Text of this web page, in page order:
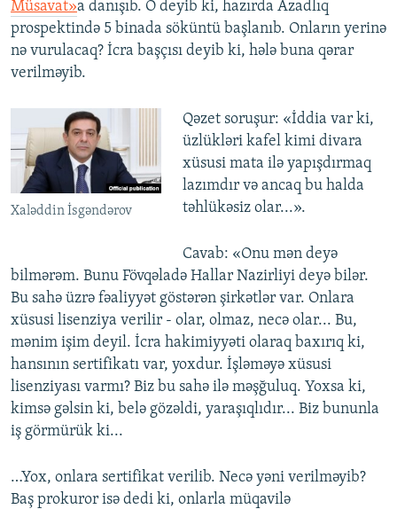
Müsavat»a danışıb. O deyib ki, hazırda Azadlıq
prospektində 5 binada söküntü başlanıb. Onların yerinə
nə vurulacaq? İcra başçısı deyib ki, hələ buna qərar
verilməyib.
Xaləddin İsgəndərov
Qəzet soruşur: «İddia var ki,
üzlükləri kafel kimi divara
xüsusi mata ilə yapışdırmaq
lazımdır və ancaq bu halda
təhlükəsiz olar...».
Cavab: «Onu mən deyə
bilmərəm. Bunu Fövqəladə Hallar Nazirliyi deyə bilər.
Bu sahə üzrə fəaliyyət göstərən şirkətlər var. Onlara
xüsusi lisenziya verilir - olar, olmaz, necə olar... Bu,
mənim işim deyil. İcra hakimiyyəti olaraq baxırıq ki,
hansının sertifikatı var, yoxdur. İşləməyə xüsusi
lisenziyası varmı? Biz bu sahə ilə məşğuluq. Yoxsa ki,
kimsə gəlsin ki, belə gözəldi, yaraşıqlıdır... Biz bununla
iş görmürük ki...
…Yox, onlara sertifikat verilib. Necə yəni verilməyib?
Baş prokuror isə dedi ki, onlarla müqavilə